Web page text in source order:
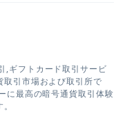
,ギフトカード取引サービ
取引市場および取引所で
に最高の暗号通貨取引体験